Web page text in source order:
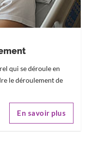
qui se déroule en
le déroulement de
En savoir plus